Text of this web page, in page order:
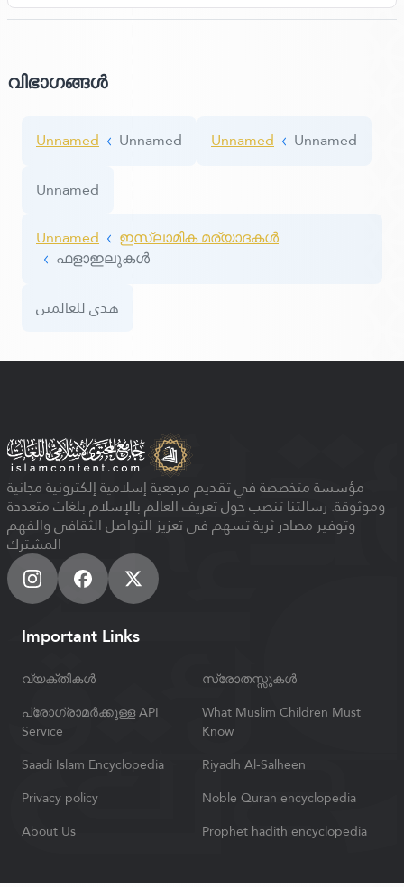
വിഭാഗങ്ങൾ
Unnamed Unnamed Unnamed
Unnamed
Unnamed
Unnamed
ഇസ്ലാമിക മര്യാദകൾ
ഫളാഇലുകള്‍
هدى للعالمين
مؤسسة متخصصة في تقديم مرجعية إسلامية إلكترونية مجانية
وموثوقة. رسالتنا تنصب حول تعريف العالم بالإسلام بلغات متعددة
وتوفير مصادر ثرية تسهم في تعزيز التواصل الثقافي والفهم
المشترك
Important Links
വ്യക്തികൾ
സ്രോതസ്സുകൾ
പ്രോഗ്രാമർക്കുള്ള API
Service
What Muslim Children Must
Know
Saadi Islam Encyclopedia
Riyadh Al-Salheen
Privacy policy
Noble Quran encyclopedia
About Us
Prophet hadith encyclopedia